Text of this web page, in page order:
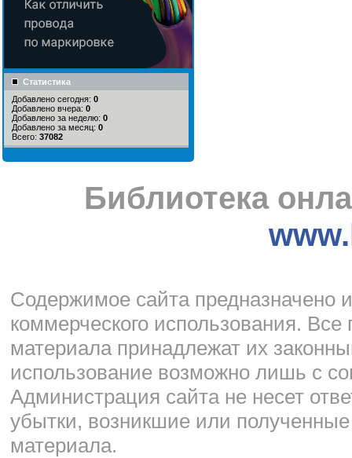
Статистика
Добавлено сегодня: 0
Добавлено вчера: 0
Добавлено за неделю: 0
Добавлено за месяц: 0
Всего: 37082
Библиотека
Cодержимое сайта предназначено
коммерческого использования.
материала принадлежат их
использование возможно лишь с
Администрация сайта не несет
убытки, возникшие или
материала.